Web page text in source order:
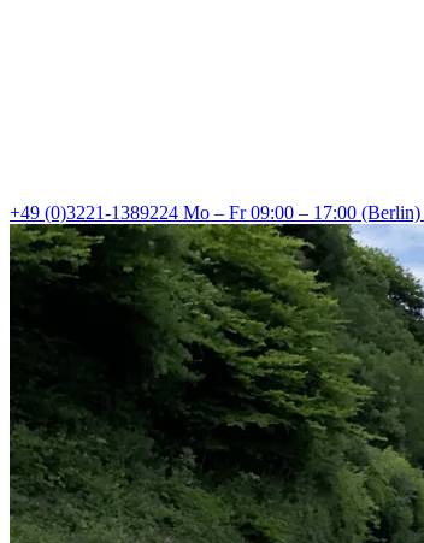
+49 (0)3221-1389224 Mo – Fr 09:00 – 17:00 (Berlin)